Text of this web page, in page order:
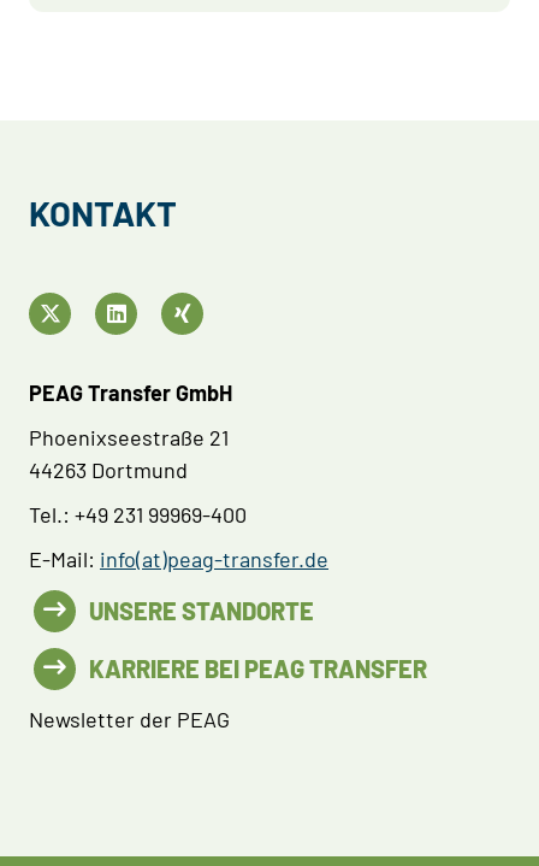
KONTAKT
PEAG Transfer GmbH
Phoenixseestraße 21
44263 Dortmund
Tel.: +49 231 99969-400
E-Mail: info(at)peag-transfer.de
UNSERE STANDORTE
KARRIERE BEI PEAG TRANSFER
Newsletter der PEAG